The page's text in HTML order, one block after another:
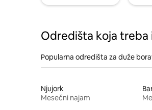
Odredišta koja treba
Popularna odredišta za duže
Njujork
Mesečni najam